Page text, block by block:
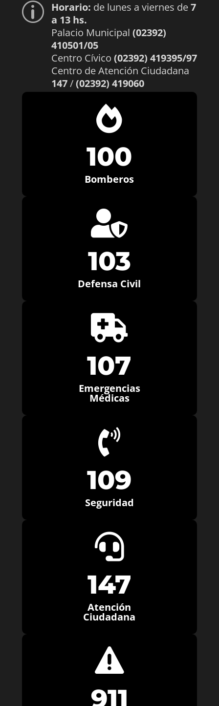
p Horario: de lunes a viernes de7
a 13 hs.
Palacio Municipal (02392)
410501/05
Centro Cívico (02392) 419395/97
Centro de Atención Ciudadana
147/(02392) 419060

100
Bomberos

103
Defensa Civil

107
Emergencias
Médicas

109
Seguridad

147
Atención
Ciudadana

911